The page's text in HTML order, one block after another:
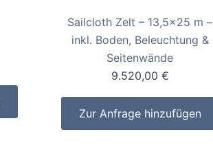
Sailcloth Zelt – 13,5×25 m –
inkl. Boden, Beleuchtung &
Seitenwände
9.520,00 €
Zur Anfrage hinzufügen